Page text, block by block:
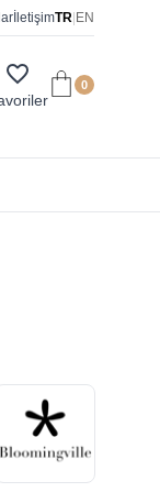
İletişimTR EN
favorite_border 0